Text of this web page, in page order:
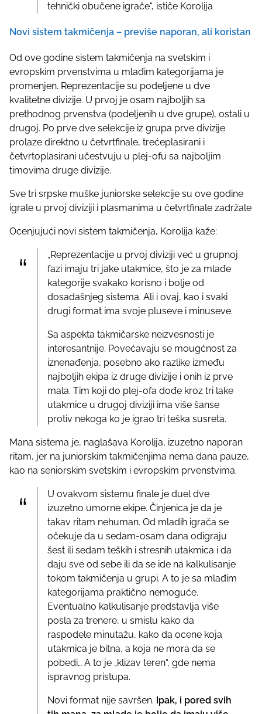
tehnički obučene igrače“, ističe Korolija
Novi sistem takmičenja – previše naporan, ali koristan
Od ove godine sistem takmičenja na svetskim i
evropskim prvenstvima u mlađim kategorijama je
promenjen. Reprezentacije su podeljene u dve
kvalitetne divizije. U prvoj je osam najboljih sa
prethodnog prvenstva (podeljenih u dve grupe), ostali u
drugoj. Po prve dve selekcije iz grupa prve divizije
prolaze direktno u četvrtfinale, trećeplasirani i
četvrtoplasirani učestvuju u plej-ofu sa najboljim
timovima druge divizije.
Sve tri srpske muške juniorske selekcije su ove godine
igrale u prvoj diviziji i plasmanima u četvrtfinale zadržale
Ocenjujući novi sistem takmičenja, Korolija kaže:
„Reprezentacije u prvoj diviziji već u grupnoj
fazi imaju tri jake utakmice, što je za mlađe
kategorije svakako korisno i bolje od
dosadašnjeg sistema. Ali i ovaj, kao i svaki
drugi format ima svoje pluseve i minuseve.
Sa aspekta takmičarske neizvesnosti je
interesantnije. Povećavaju se mougćnost za
iznenađenja, posebno ako razlike između
najboljih ekipa iz druge divizije i onih iz prve
mala. Tim koji do plej-ofa dođe kroz tri lake
utakmice u drugoj diviziji ima više šanse
protiv nekoga ko je igrao tri teška susreta.
Mana sistema je, naglašava Korolija, izuzetno naporan
ritam, jer na juniorskim takmičenjima nema dana pauze,
kao na seniorskim svetskim i evropskim prvenstvima.
U ovakvom sistemu finale je duel dve
izuzetno umorne ekipe. Činjenica je da je
takav ritam nehuman. Od mladih igrača se
očekuje da u sedam-osam dana odigraju
šest ili sedam teških i stresnih utakmica i da
daju sve od sebe ili da se ide na kalkulisanje
tokom takmičenja u grupi. A to je sa mlađim
kategorijama praktično nemoguće.
Eventualno kalkulisanje predstavlja više
posla za trenere, u smislu kako da
raspodele minutažu, kako da ocene koja
utakmica je bitna, a koja ne mora da se
pobedi… A to je „klizav teren“, gde nema
ispravnog pristupa.
Novi format nije savršen. Ipak, i pored svih